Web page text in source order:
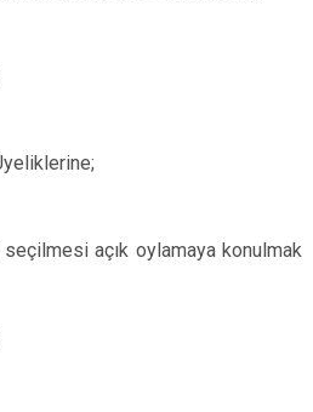
açık oylamaya konulmak